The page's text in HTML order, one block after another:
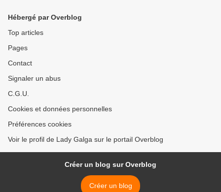
Hébergé par Overblog
Top articles
Pages
Contact
Signaler un abus
C.G.U.
Cookies et données personnelles
Préférences cookies
Voir le profil de Lady Galga sur le portail Overblog
Créer un blog sur Overblog
Créer un blog